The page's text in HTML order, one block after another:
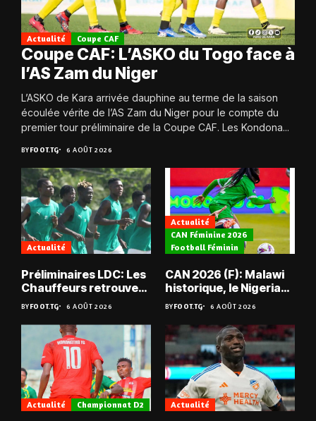
Actualité Coupe CAF
Coupe CAF: L’ASKO du Togo face à
l’AS Zam du Niger
L’ASKO de Kara arrivée dauphine au terme de la saison
écoulée vérite de l’AS Zam du Niger pour le compte du
premier tour préliminaire de la Coupe CAF. Les Kondona...
BYFOOT.TG 6 AOÛT 2026
Actualité
Préliminaires LDC: Les
Chauffeurs retrouvent
les Mimos
BYFOOT.TG 6 AOÛT 2026
Actualité
CAN Féminine 2026
Football Féminin
CAN 2026 (F): Malawi
historique, le Nigeria
sauvé, la Zambie
éliminée
BYFOOT.TG 6 AOÛT 2026
Actualité Championnat D2 Actualité